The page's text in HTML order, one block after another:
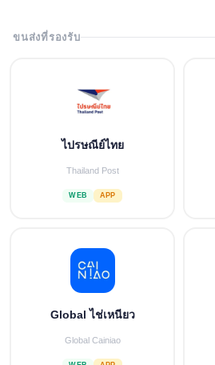
ขนส่งที่รองรับ
ไปรษณีย์ไทย
Thailand Post
WEB APP
Global ไช่เหนียว
Global Cainiao